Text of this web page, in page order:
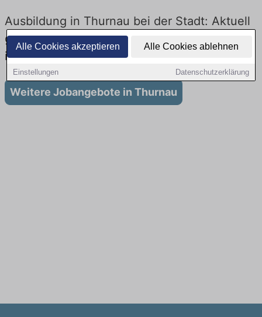
Alle Cookies akzeptieren Alle Cookies ablehnen
Einstellungen Datenschutzerklärung
Ausbildung in Thurnau bei der Stadt: Aktuell
gibt es keine Stellenangebote für Ausbildung
in Thurnau
Weitere Jobangebote in Thurnau